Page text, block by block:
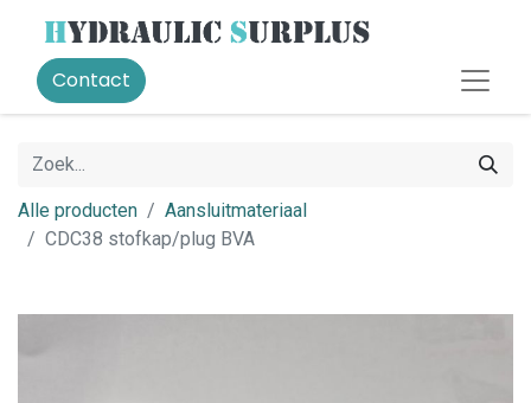
Contact
Alle producten
Aansluitmateriaal
CDC38 stofkap/plug BVA